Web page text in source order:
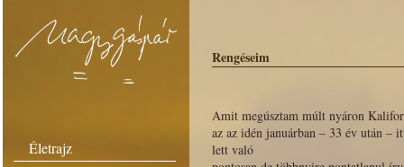
Életrajz
Rengéseim
Amit megúsztam múlt nyáron
az az idén januárban – 33 év után –
lett való